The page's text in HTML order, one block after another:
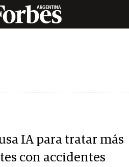
IA para tratar más
con accidentes